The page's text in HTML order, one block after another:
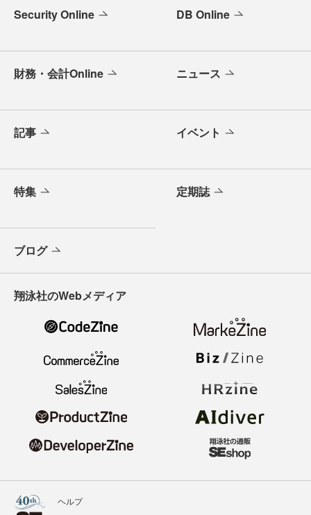
Security Online DB Online
財務・会計Online ニュース
記事 イベント
特集 定期誌
ブログ
翔泳社のWebメディア
ヘルプ